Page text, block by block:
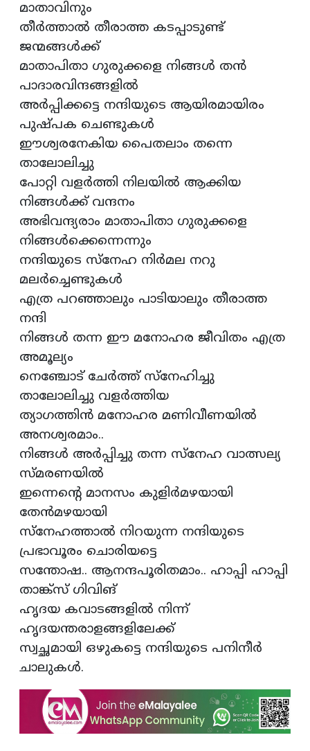
മാതാവിനും
തീർത്താൽ തീരാത്ത കടപ്പാടുണ്ട്
ജന്മങ്ങൾക്ക്
മാതാപിതാ ഗുരുക്കളെ നിങ്ങൾ തൻ
പാദാരവിന്ദങ്ങളിൽ
അർപ്പിക്കട്ടെ നന്ദിയുടെ ആയിരമായിരം
പുഷ്പക ചെണ്ടുകൾ
ഈശ്വരനേകിയ പൈതലാം തന്നെ
താലോലിച്ചു
പോറ്റി വളർത്തി നിലയിൽ ആക്കിയ
നിങ്ങൾക്ക് വന്ദനം
അഭിവന്ദ്യരാം മാതാപിതാ ഗുരുക്കളെ
നിങ്ങൾക്കെന്നെന്നും
നന്ദിയുടെ സ്നേഹ നിർമല നറു
മലർച്ചെണ്ടുകൾ
എത്ര പറഞ്ഞാലും പാടിയാലും തീരാത്ത
നന്ദി
നിങ്ങൾ തന്ന ഈ മനോഹര ജീവിതം എത്ര
അമൂല്യം
നെഞ്ചോട് ചേർത്ത് സ്നേഹിച്ചു
താലോലിച്ചു വളർത്തിയ
ത്യാഗത്തിൻ മനോഹര മണിവീണയിൽ
അനശ്വരമാം..
നിങ്ങൾ അർപ്പിച്ചു തന്ന സ്നേഹ വാത്സല്യ
സ്മരണയിൽ
ഇന്നെന്റെ മാനസം കുളിർമഴയായി
തേൻമഴയായി
സ്നേഹത്താൽ നിറയുന്ന നന്ദിയുടെ
പ്രഭാവൂരം ചൊരിയട്ടെ
സന്തോഷ.. ആനന്ദപൂരിതമാം.. ഹാപ്പി ഹാപ്പി
താങ്ക്സ് ഗിവിങ്
ഹൃദയ കവാടങ്ങളിൽ നിന്ന്
ഹൃദയന്തരാളങ്ങളിലേക്ക്
സ്വച്ഛമായി ഒഴുകട്ടെ നന്ദിയുടെ പനിനീർ
ചാലുകൾ.